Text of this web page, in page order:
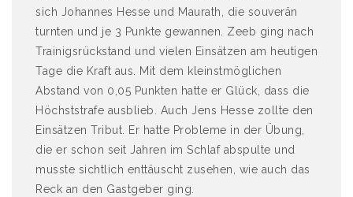
sich Johannes Hesse und Maurath, die souverän
turnten und je 3 Punkte gewannen. Zeeb ging nach
Trainigsrückstand und vielen Einsätzen am heutigen
Tage die Kraft aus. Mit dem kleinstmöglichen
Abstand von 0,05 Punkten hatte er Glück, dass die
Höchststrafe ausblieb. Auch Jens Hesse zollte den
Einsätzen Tribut. Er hatte Probleme in der Übung,
die er schon seit Jahren im Schlaf abspulte und
musste sichtlich enttäuscht zusehen, wie auch das
Reck an den Gastgeber ging.